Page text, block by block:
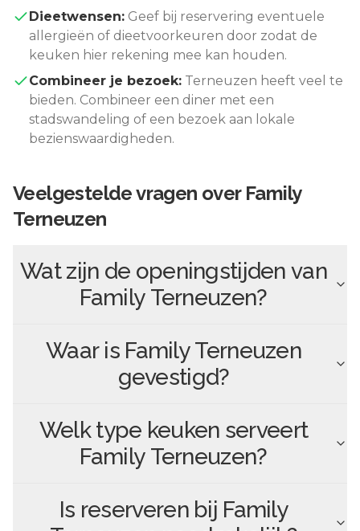
Dieetwensen: Geef bij reservering eventuele
allergieën of dieetvoorkeuren door zodat de
keuken hier rekening mee kan houden.
Combineer je bezoek: Terneuzen heeft veel te
bieden. Combineer een diner met een
stadswandeling of een bezoek aan lokale
bezienswaardigheden.
Veelgestelde vragen over Family
Terneuzen
Wat zijn de openingstijden van
Family Terneuzen?
Waar is Family Terneuzen
gevestigd?
Welk type keuken serveert
Family Terneuzen?
Is reserveren bij Family